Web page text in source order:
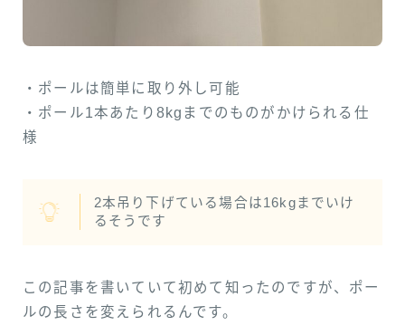
・ポールは簡単に取り外し可能
・ポール1本あたり8kgまでのものがかけられる仕
様
2本吊り下げている場合は16kgまでいけ
るそうです
この記事を書いていて初めて知ったのですが、ポー
ルの長さを変えられるんです。